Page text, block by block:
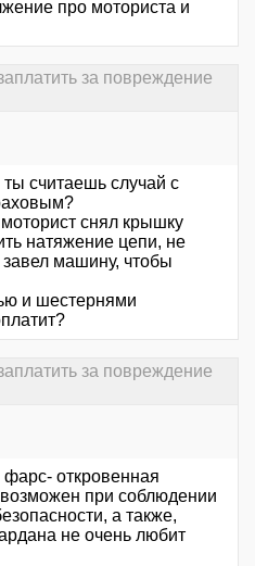
про моториста и
за повреждение
считаешь случай с
снял крышку
натяжение цепи, не
завел машину, чтобы
и шестернями
за повреждение
откровенная
при соблюдении
а также,
не очень любит